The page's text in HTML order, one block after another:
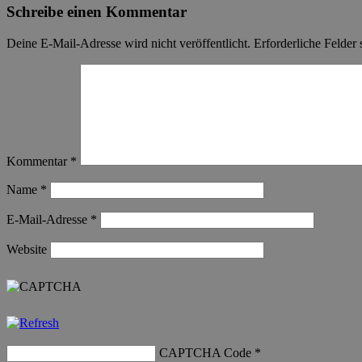
Navigation
Schreibe einen Kommentar
Deine E-Mail-Adresse wird nicht veröffentlicht. Erforderliche Felder
Kommentar *
Name *
E-Mail-Adresse *
Website
CAPTCHA Code *